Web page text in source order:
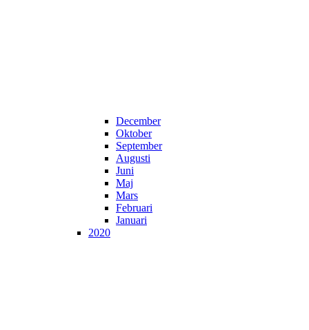
December
Oktober
September
Augusti
Juni
Maj
Mars
Februari
Januari
2020